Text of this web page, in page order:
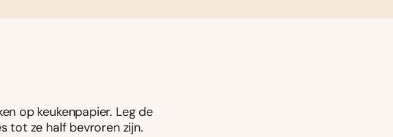
op keukenpapier. Leg de
tot ze half bevroren zijn.